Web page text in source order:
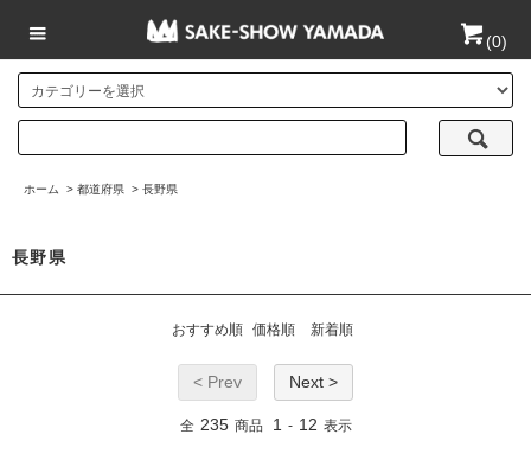
(0)
ホーム > 都道府県 > 長野県
長野県
おすすめ順 価格順 新着順
< Prev Next >
全 235 商品 1 - 12 表示